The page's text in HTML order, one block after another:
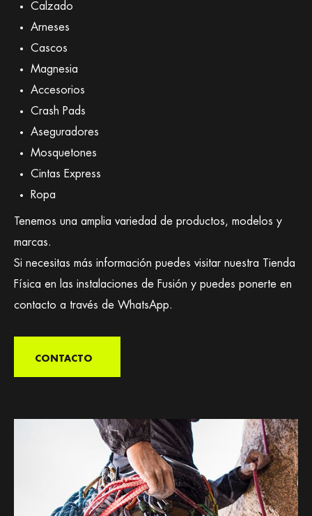
Calzado
Arneses
Cascos
Magnesia
Accesorios
Crash Pads
Aseguradores
Mosquetones
Cintas Express
Ropa
Tenemos una amplia variedad de productos, modelos y
marcas.
Si necesitas más información puedes visitar nuestra Tienda
Física en las instalaciones de Fusión y puedes ponerte en
contacto a través de WhatsApp.
CONTACTO